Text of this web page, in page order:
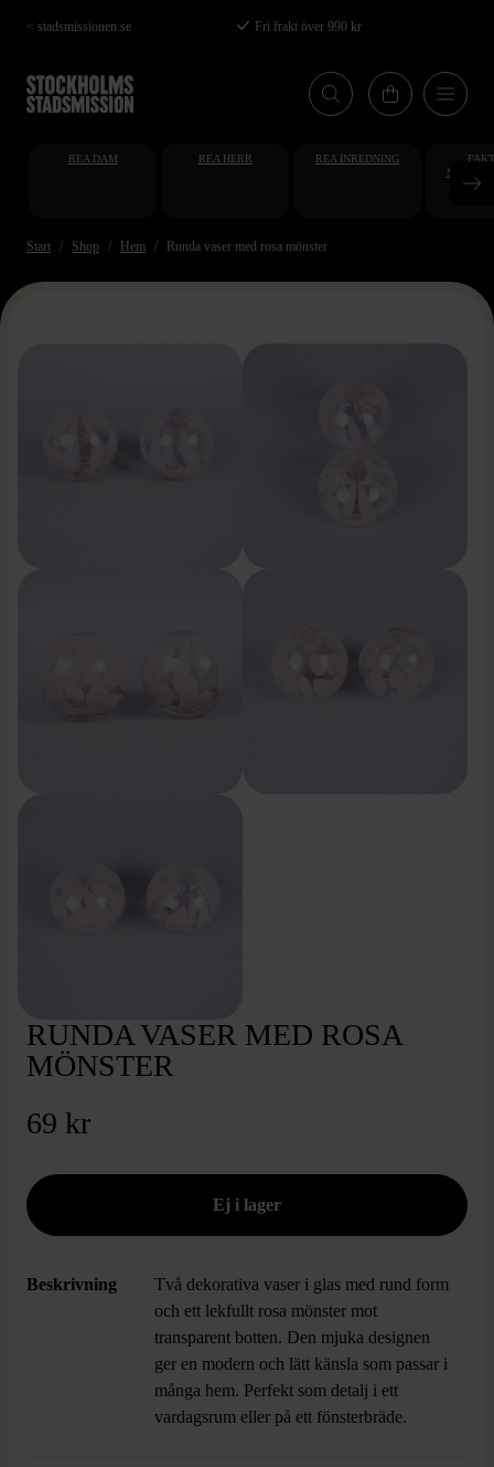
Hoppa
till
huvudinnehåll
< stadsmissionen.se Fri frakt över 990 kr
REA DAM REA HERR REA INREDNING
Start Shop Hem Runda vaser med rosa mönster
RUNDA VASER MED ROSA
MÖNSTER
69 kr
Beskrivning
Två dekorativa vaser i glas med rund form
och ett lekfullt rosa mönster mot
transparent botten. Den mjuka designen
ger en modern och lätt känsla som passar i
många hem. Perfekt som detalj i ett
vardagsrum eller på ett fönsterbräde.